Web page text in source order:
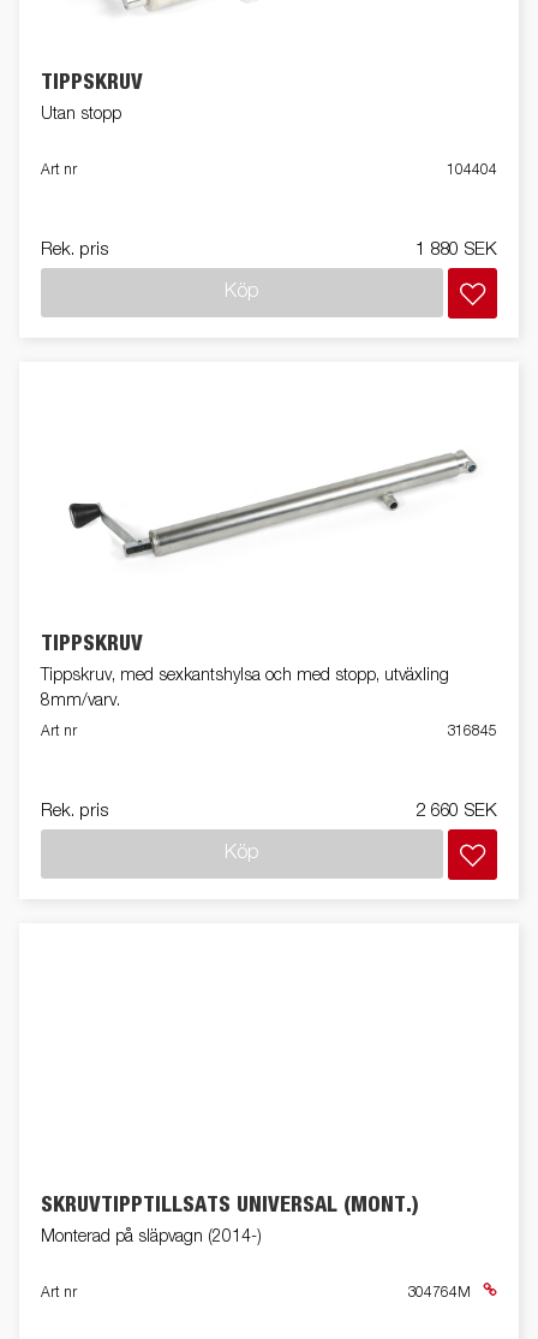
TIPPSKRUV
Utan stopp
Art nr 104404
Rek. pris 1 880 SEK
Köp
TIPPSKRUV
Tippskruv, med sexkantshylsa och med stopp, utväxling
8mm/varv.
Art nr 316845
Rek. pris 2 660 SEK
Köp
SKRUVTIPPTILLSATS UNIVERSAL (MONT.)
Monterad på släpvagn (2014-)
Art nr 304764M